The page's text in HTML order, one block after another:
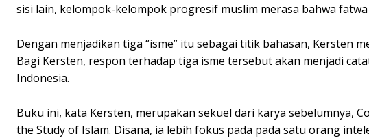
sisi lain, kelompok-kelompok progresif muslim merasa bahwa
Dengan menjadikan tiga “isme” itu sebagai titik bahasan, Kersten
Bagi Kersten, respon terhadap tiga isme tersebut akan menjadi
Indonesia.
Buku ini, kata Kersten, merupakan sekuel dari karya sebelumnya,
the Study of Islam. Disana, ia lebih fokus pada pada satu orang